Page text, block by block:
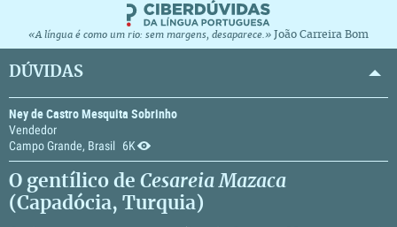
«A língua é como um rio: sem margens, desaparece.» João Carreira Bom
DÚVIDAS
Ney de Castro Mesquita Sobrinho
Vendedor
Campo Grande, Brasil
6K
O gentílico de Cesareia Mazaca
(Capadócia, Turquia)